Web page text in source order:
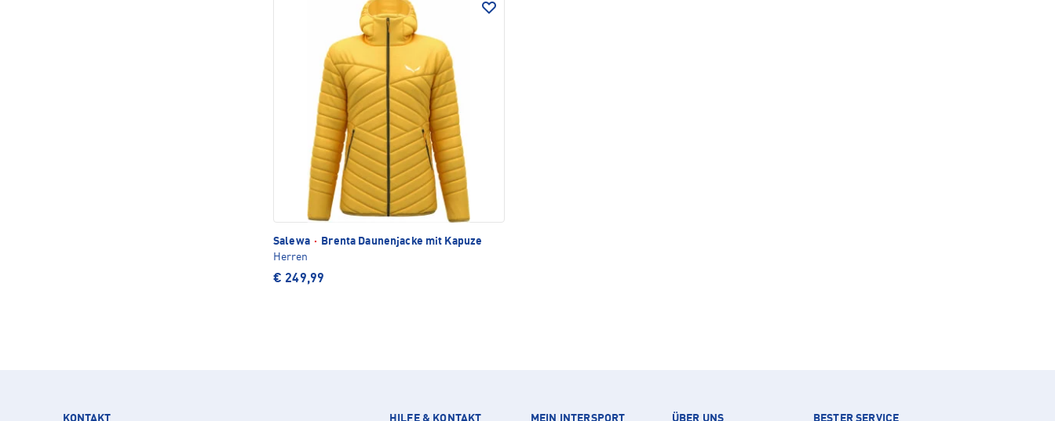
Salewa ·
Brenta Daunenjacke mit Kapuze
Herren
€ 249,99